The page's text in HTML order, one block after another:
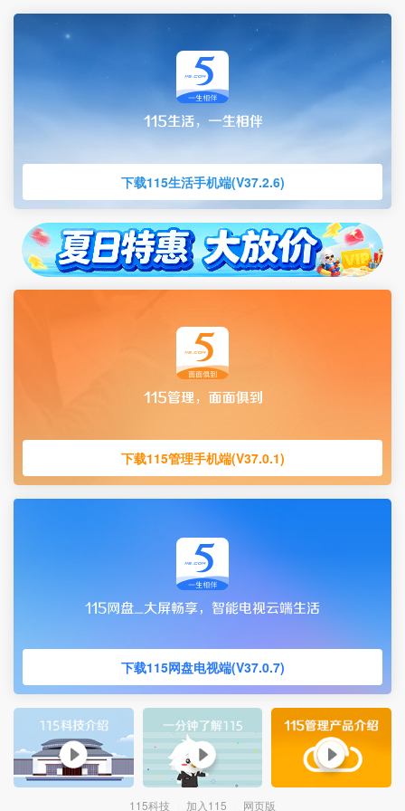
下载115生活手机端(V37.2.6)
下载115管理手机端(V37.0.1)
下载115网盘电视端(V37.0.7)
115科技 加入115 网页版